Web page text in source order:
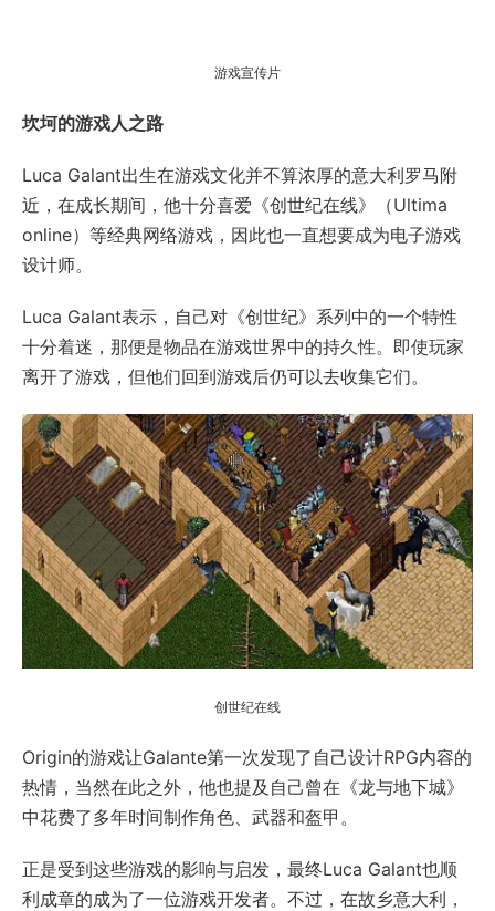
游戏宣传片
坎坷的游戏人之路
Luca Galant出生在游戏文化并不算浓厚的意大利罗马附
近，在成长期间，他十分喜爱《创世纪在线》（Ultima
online）等经典网络游戏，因此也一直想要成为电子游戏
设计师。
Luca Galant表示，自己对《创世纪》系列中的一个特性
十分着迷，那便是物品在游戏世界中的持久性。即使玩家
离开了游戏，但他们回到游戏后仍可以去收集它们。
创世纪在线
Origin的游戏让Galante第一次发现了自己设计RPG内容的
热情，当然在此之外，他也提及自己曾在《龙与地下城》
中花费了多年时间制作角色、武器和盔甲。
正是受到这些游戏的影响与启发，最终Luca Galant也顺
利成章的成为了一位游戏开发者。不过，在故乡意大利，